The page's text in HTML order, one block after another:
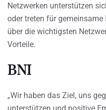
Netzwerken unterstützen
oder treten für gemeinsame
über die wichtigsten
Vorteile.
BNI
„Wir haben das Ziel, uns